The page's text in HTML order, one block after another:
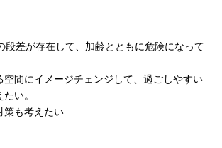
差が存在して、加齢とともに危険になって
間にイメージチェンジして、過ごしやすい
い。
も考えたい